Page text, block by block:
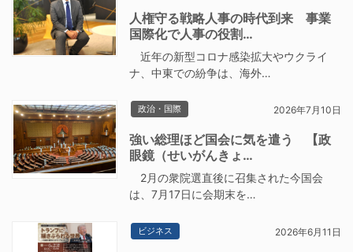
人権守る戦略人事の時代到来 事業
国際化で人事の役割…
近年の新型コロナ感染拡大やウクライ
ナ、中東での紛争は、海外…
政治・国際 2026年7月10日
強い総理ほど国会に気を遣う 【政
眼鏡（せいがんきょ…
2月の衆院選直後に召集された今国会
は、7月17日に会期末を…
ビジネス 2026年6月11日